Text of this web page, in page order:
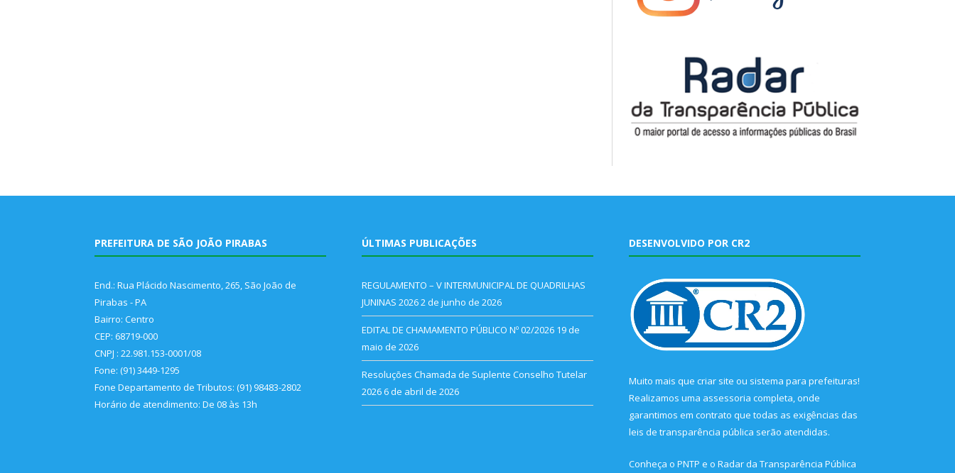
PREFEITURA DE SÃO JOÃO PIRABAS
End.: Rua Plácido Nascimento, 265, São João de
Pirabas - PA
Bairro: Centro
CEP: 68719-000
CNPJ : 22.981.153-0001/08
Fone: (91) 3449-1295
Fone Departamento de Tributos: (91) 98483-2802
Horário de atendimento: De 08 às 13h
ÚLTIMAS PUBLICAÇÕES
REGULAMENTO – V INTERMUNICIPAL DE QUADRILHAS
JUNINAS 20262 de junho de 2026
EDITAL DE CHAMAMENTO PÚBLICO Nº 02/2026 19 de
maio de 2026
Resoluções Chamada de Suplente Conselho Tutelar
2026 6 de abril de 2026
DESENVOLVIDO POR CR2
Muito mais que criar site ou sistema para prefeituras!
Realizamos uma assessoria completa, onde
garantimos em contrato que todas as exigências das
leis de transparência pública serão atendidas.
Conheça o PNTP e o Radar da Transparência Pública